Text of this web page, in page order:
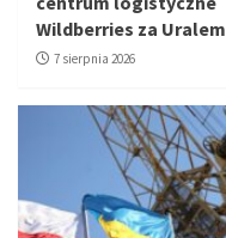
Wildberries za Uralem
7 sierpnia 2026